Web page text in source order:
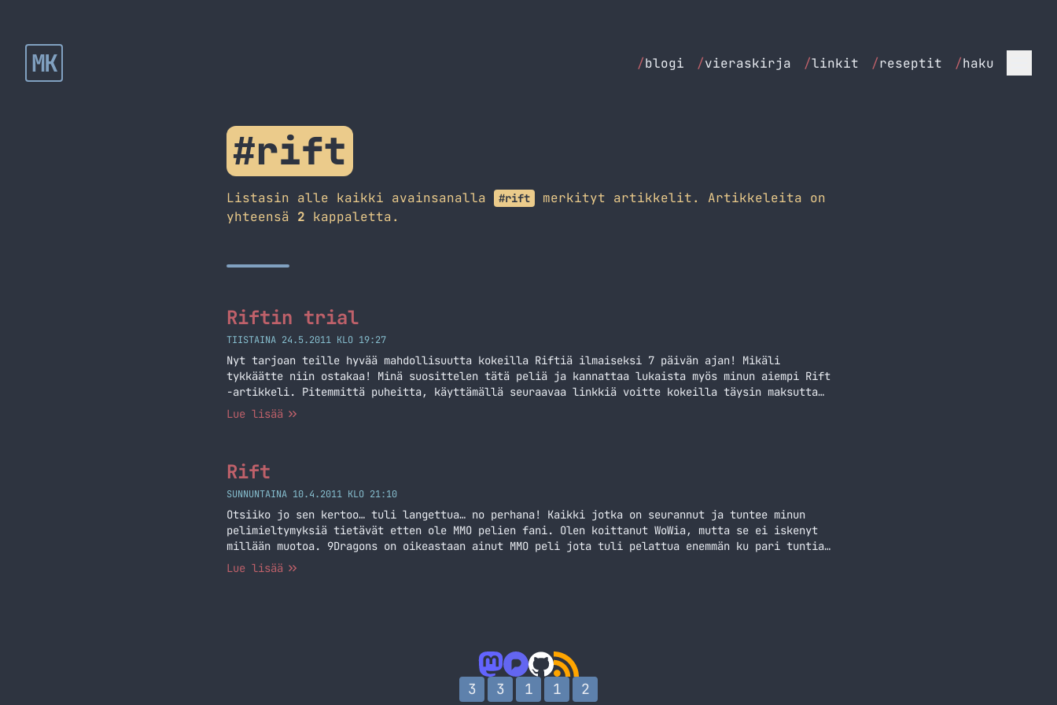
MK /blogi /vieraskirja /linkit /reseptit /haku
#rift
Listasin alle kaikki avainsanalla #rift
merkityt artikkelit. Artikkeleita on
yhteensä 2 kappaletta.
Riftin trial
TIISTAINA 24.5.2011 KLO 19:27
Nyt tarjoan teille hyvää mahdollisuutta kokeilla Riftiä ilmaiseksi 7 päivän ajan! Mikäli
tykkäätte niin ostakaa! Minä suosittelen tätä peliä ja kannattaa lukaista myös minun aiempi Rift
-artikkeli. Pitemmittä puheitta, käyttämällä seuraavaa linkkiä voitte kokeilla täysin maksutta
Riftiä: Linkki Linkkiä voitte muuten vapaasti jakaa kavereille!
Lue lisää
Rift
SUNNUNTAINA 10.4.2011 KLO 21:10
Otsiiko jo sen kertoo… tuli langettua… no perhana! Kaikki jotka on seurannut ja tuntee minun
pelimieltymyksiä tietävät etten ole MMO pelien fani. Olen koittanut WoWia, mutta se ei iskenyt
millään muotoa. 9Dragons on oikeastaan ainut MMO peli jota tuli pelattua enemmän ku pari tuntia.
Nyt tosin tuli yritettyä MMO genreä uudestaan Riftin muodossa.
Lue lisää
3 3 1 1 2